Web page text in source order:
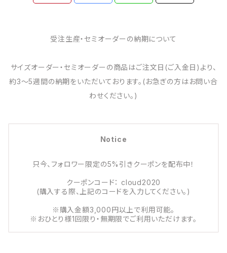
受注生産・セミオーダーの納期について
サイズオーダー・セミオーダーの商品はご注文日(ご入金日)より、
約3～5週間の納期をいただいております。(お急ぎの方はお問い合
わせください。)
Notice
只今、フォロワー限定の5%引きクーポンを配布中！
クーポンコード： cloud2020
(購入する際、上記のコードを入力してください。)
※購入金額3,000円以上で利用可能。
※おひとり様1回限り・無期限でご利用いただけます。